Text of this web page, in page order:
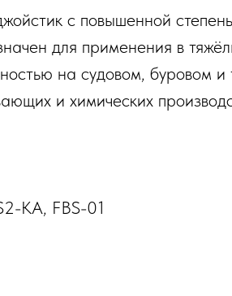
с повышенной
для применения в
на судовом, буровом
и химических
KA, FBS-01